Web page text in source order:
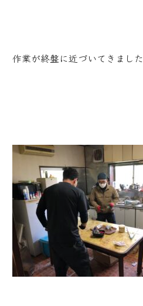
作業が終盤に近づいてきました